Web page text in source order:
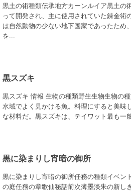
黒土の術種類伝承地方カーンルイア黒土の
って開発され、主に使用されていた錬金術
は自然動物の少ない地下国家であったため
を...
黒スズキ
黒スズキ 情報 生物の種類野生生物生物の
水域でよく見かける魚。料理にすると美味
な材料だ。黒スズキは、テイワット最も一
黒に染まりし宵暗の御所
黒に染まりし宵暗の御所任務の種類イベン
の庭任務の章歌仙秘話前次薄墨淡朱の新し